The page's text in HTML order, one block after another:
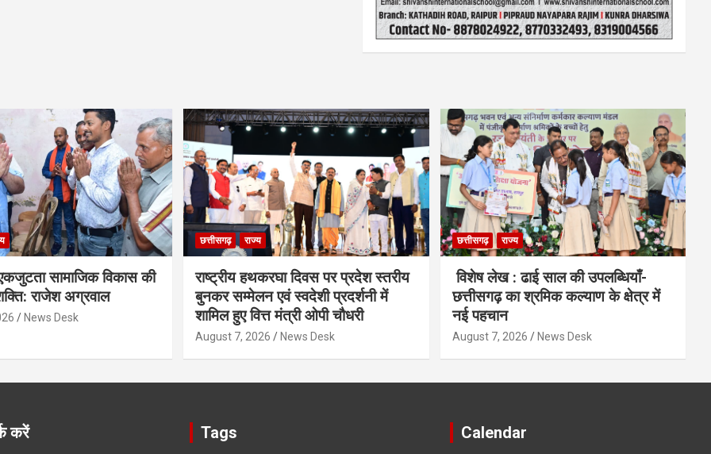
सामाजिक विकास की
राजेश अग्रवाल
News Desk
छत्तीसगढ़ राज्य
राष्ट्रीय हथकरघा दिवस पर प्रदेश स्तरीय
बुनकर सम्मेलन एवं स्वदेशी प्रदर्शनी में
शामिल हुए वित्त मंत्री ओपी चौधरी
August 7, 2026 News Desk
छत्तीसगढ़ राज्य
विशेष लेख : ढाई साल की उपलब्धियाँ-
छत्तीसगढ़ का श्रमिक कल्याण के क्षेत्र में
नई पहचान
August 7, 2026 News Desk
करें Tags Calendar